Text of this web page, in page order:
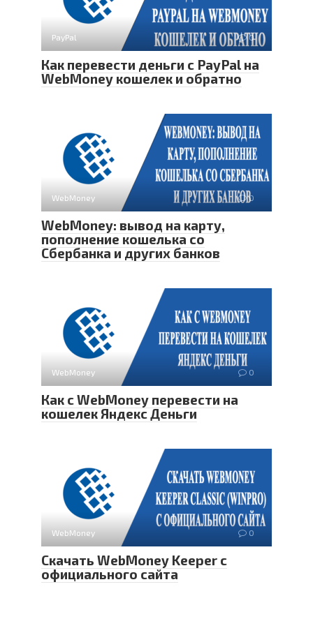
PayPal 0
Как перевести деньги с PayPal на
WebMoney кошелек и обратно
WebMoney 0
WebMoney: вывод на карту,
пополнение кошелька со
Сбербанка и других банков
WebMoney 0
Как с WebMoney перевести на
кошелек Яндекс Деньги
WebMoney 0
Скачать WebMoney Keeper с
официального сайта